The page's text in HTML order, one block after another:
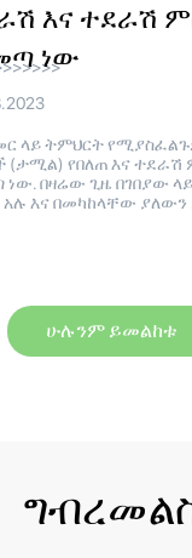
እና ተደራሽ
ነው
ላይ ትምህርት
(ታሚል) የበለጠ እና ተደራሽ
ነው. በዛሬው ጊዜ በገበያው
እና በመካከላቸው ያለውን
ሁሉንም ይመልከቱ